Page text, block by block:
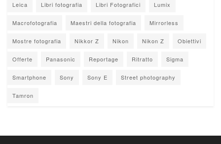
Leica Libri fotografia Libri Fotografici Lumix
Macrofotografia Maestri della fotografia Mirrorless
Mostre fotografia Nikkor Z Nikon Nikon Z Obiettivi
Offerte Panasonic Reportage Ritratto Sigma
Smartphone Sony Sony E Street photography
Tamron